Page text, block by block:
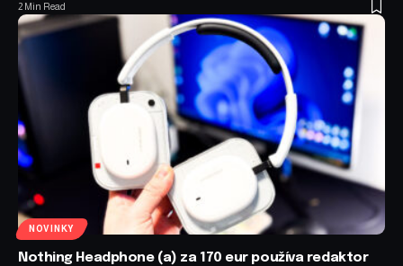
2 Min Read
NOVINKY
Nothing Headphone (a) za 170 eur používa redaktor